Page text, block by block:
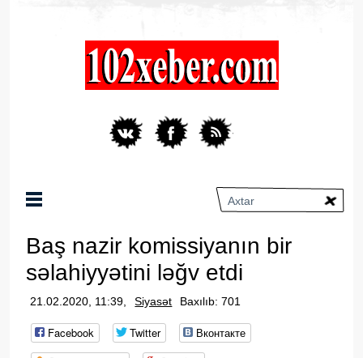
Baş nazir komissiyanın bir
səlahiyyətini ləğv etdi
21.02.2020, 11:39, Siyasət Baxılıb: 701
Facebook Twitter
Вконтакте